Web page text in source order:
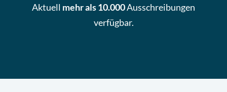
Aktuell mehr als 10.000Ausschreibungen
verfügbar.